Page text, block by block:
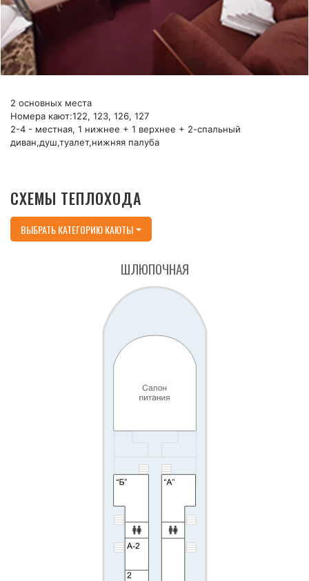
2 основных места
Номера кают:122, 123, 126, 127
2-4 - местная, 1 нижнее + 1 верхнее + 2-спальный
диван,душ,туалет,нижняя палуба
СХЕМЫ ТЕПЛОХОДА
ВЫБРАТЬ КАТЕГОРИЮ КАЮТЫ
ШЛЮПОЧНАЯ